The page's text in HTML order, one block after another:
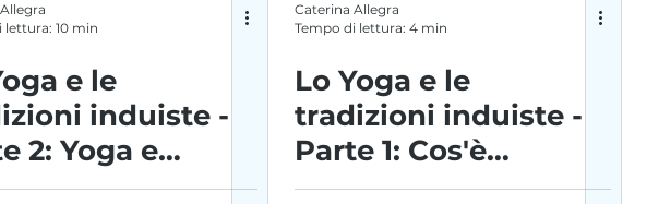
lettura: 10 min
e le
induiste -
2: Yoga e
induista
Caterina Allegra
Tempo di lettura: 4 min
Lo Yoga e le
tradizioni induiste -
Parte 1: Cos'è
l'Induismo?